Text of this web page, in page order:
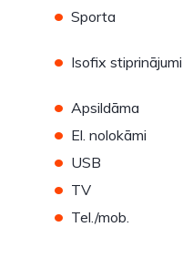
• Sporta
• Isofix stiprinājumi
• Apsildāma
• El. nolokāmi
• USB
• TV
• Tel./mob.